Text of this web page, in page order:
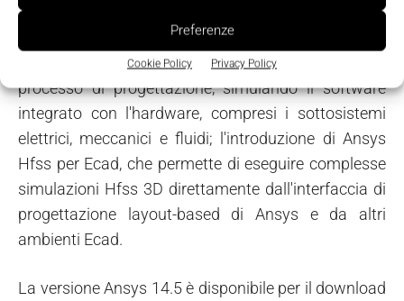
Preferenze
Cookie Policy Privacy Policy
Technologies) con Ansys Simplorer, che consente di
validare virtualmente i sistemi di elettronica di
potenza e meccatronica in una fase preliminare del
processo di progettazione, simulando il software
integrato con l'hardware, compresi i sottosistemi
elettrici, meccanici e fluidi; l'introduzione di Ansys
Hfss per Ecad, che permette di eseguire complesse
simulazioni Hfss 3D direttamente dall'interfaccia di
progettazione layout-based di Ansys e da altri
ambienti Ecad.
La versione Ansys 14.5 è disponibile per il download